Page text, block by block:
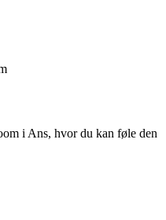
i Ans, hvor du kan føle den